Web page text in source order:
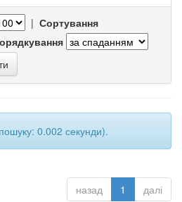
| Сортування
0.002 секунди).
назад 1 далі